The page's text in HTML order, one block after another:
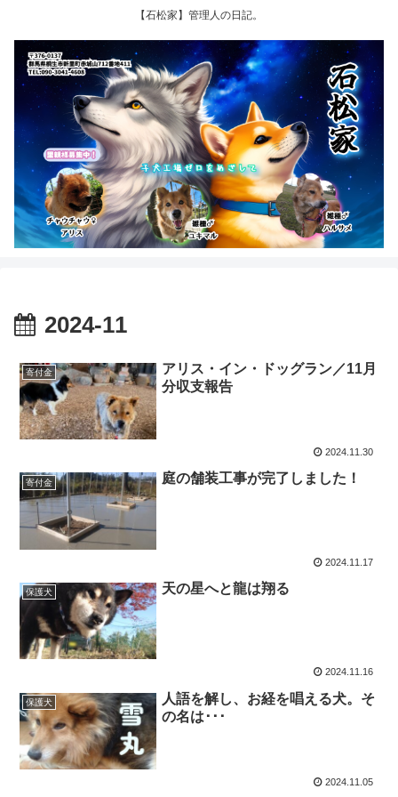
【石松家】管理人の日記。
2024-11
寄付金
アリス・イン・ドッグラン／11月
分収支報告
2024.11.30
寄付金 庭の舗装工事が完了しました！
2024.11.17
保護犬 天の星へと龍は翔る
2024.11.16
保護犬
人語を解し、お経を唱える犬。そ
の名は･･･
2024.11.05